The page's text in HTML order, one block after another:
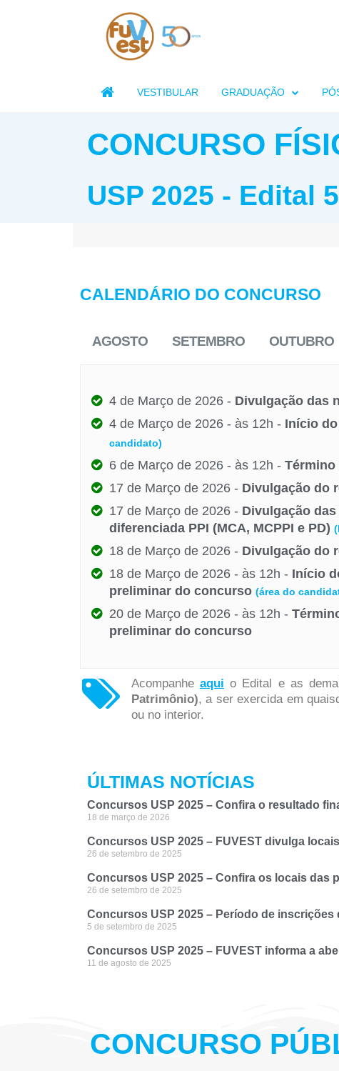
 VESTIBULAR GRADUAÇÃO
CONCURSO
USP 2025 - Edital
CALENDÁRIO DO CONCURSO
AGOSTO SETEMBRO OUTUBRO
4 de Março de 2026 - Divulgação das
4 de Março de 2026 - às 12h - Início
candidato)
6 de Março de 2026 - às 12h - Término
17 de Março de 2026 - Divulgação do
17 de Março de 2026 - Divulgação
diferenciada PPI (MCA, MCPPI e PD)
18 de Março de 2026 - Divulgação do
18 de Março de 2026 - às 12h - Início
preliminar do concurso (área do
20 de Março de 2026 - às 12h -
preliminar do concurso
Acompanhe aqui o Edital e as
Patrimônio), a ser exercida em
ou no interior.
ÚLTIMAS NOTÍCIAS
Concursos USP 2025 – Confira o resultado
18 de março de 2026
Concursos USP 2025 – FUVEST divulga
26 de setembro de 2025
Concursos USP 2025 – Confira os locais das
26 de setembro de 2025
Concursos USP 2025 – Período de
5 de setembro de 2025
Concursos USP 2025 – FUVEST informa a
11 de agosto de 2025
CONCURSO